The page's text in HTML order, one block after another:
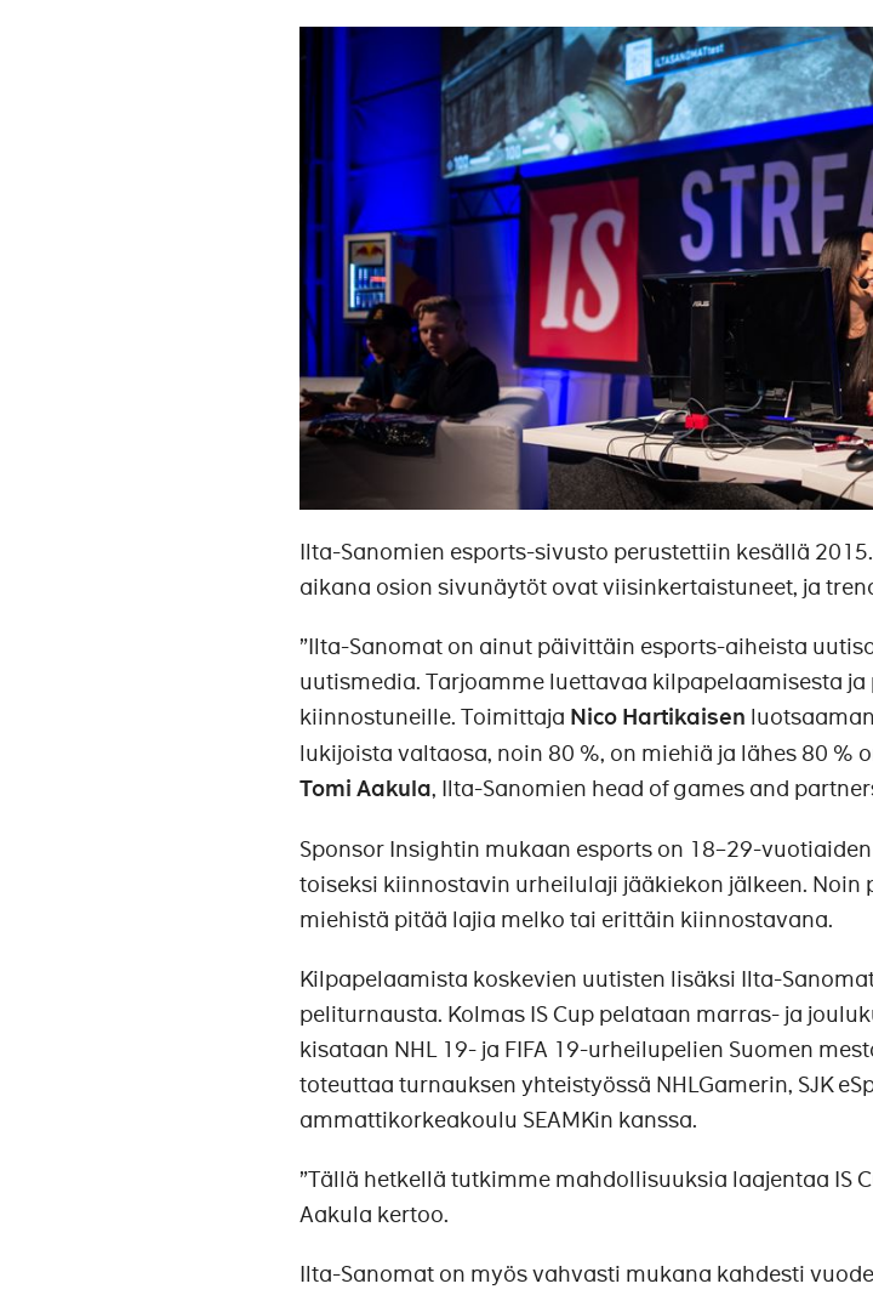
Ilta-Sanomien esports-sivusto perustettiin kesällä
aikana osion sivunäytöt ovat viisinkertaistuneet, ja
”Ilta-Sanomat on ainut päivittäin esports-aiheista
uutismedia. Tarjoamme luettavaa kilpapelaamisesta ja
kiinnostuneille. Toimittaja Nico Hartikaisen
lukijoista valtaosa, noin 80 %, on miehiä ja lähes 80 %
Tomi Aakula, Ilta-Sanomien head of games and
Sponsor Insightin mukaan esports on 18–29-
toiseksi kiinnostavin urheilulaji jääkiekon jälkeen. Noin
miehistä pitää lajia melko tai erittäin kiinnostavana.
Kilpapelaamista koskevien uutisten lisäksi Ilta-
peliturnausta. Kolmas IS Cup pelataan marras- ja
kisataan NHL 19- ja FIFA 19-urheilupelien Suomen
toteuttaa turnauksen yhteistyössä NHLGamerin, SJK
ammattikorkeakoulu SEAMKin kanssa.
”Tällä hetkellä tutkimme mahdollisuuksia laajentaa IS
Aakula kertoo.
Ilta-Sanomat on myös vahvasti mukana kahdesti